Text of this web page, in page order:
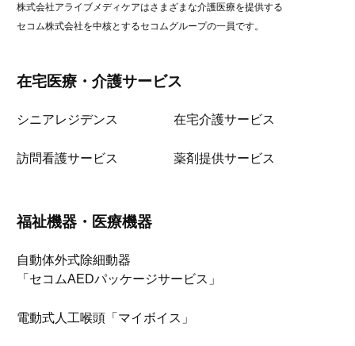
株式会社アライブメディケアはさまざまな介護医療を提供する
セコム株式会社を中核とするセコムグループの一員です。
在宅医療・介護サービス
シニアレジデンス 在宅介護サービス
訪問看護サービス 薬剤提供サービス
福祉機器・医療機器
自動体外式除細動器
「セコムAEDパッケージサービス」
電動式人工喉頭「マイボイス」